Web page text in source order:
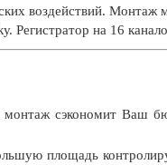
воздействий. Монтаж
на 16
монтаж сэкономит Ваш
площадь